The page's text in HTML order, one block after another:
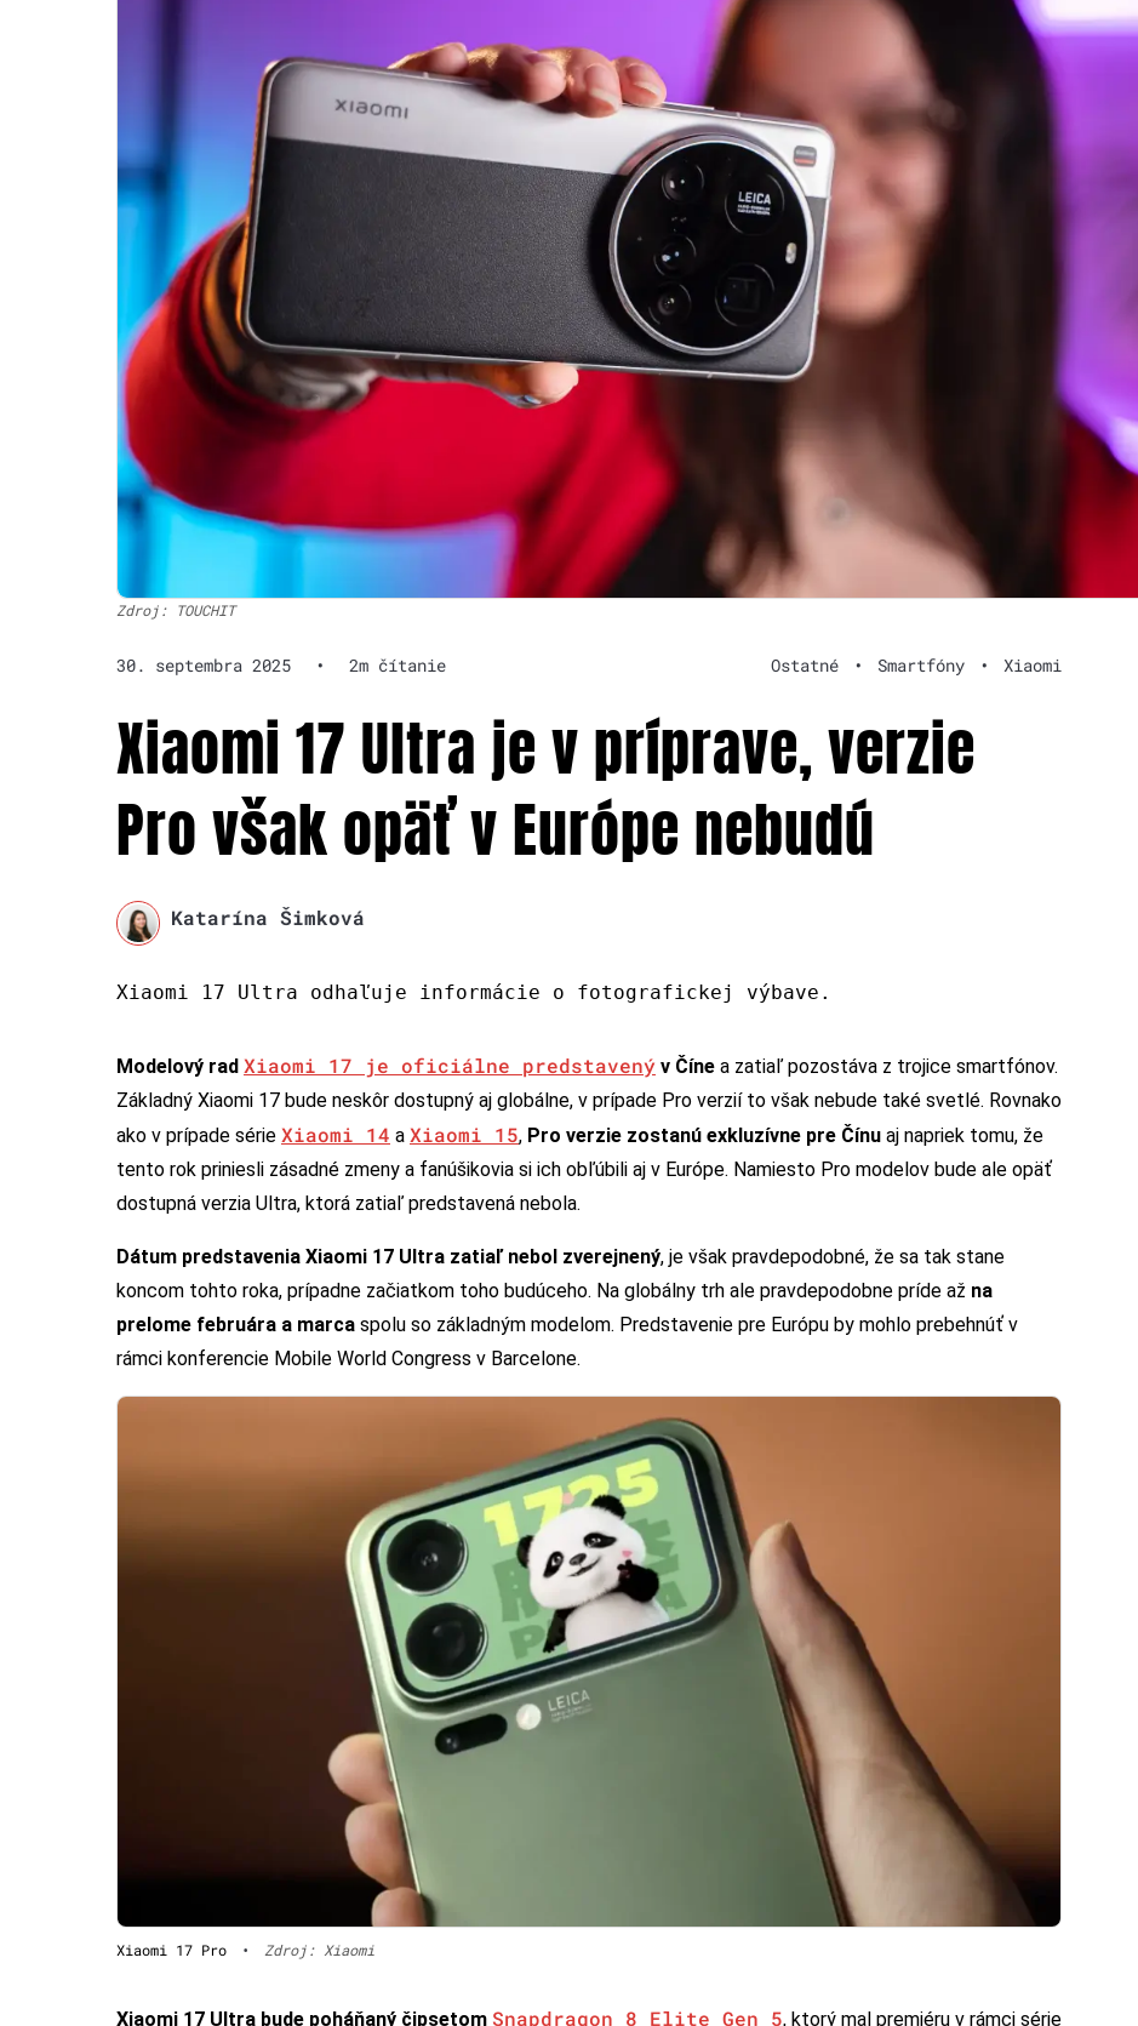
Zdroj: TOUCHIT
30. septembra 2025 • 2m čítanie Ostatné • Smartfóny • Xiaomi
Xiaomi 17 Ultra je v príprave, verzie
Pro však opäť v Európe nebudú
Katarína Šimková
Xiaomi 17 Ultra odhaľuje informácie o fotografickej výbave.
Modelový rad Xiaomi 17 je oficiálne predstavený v Číne a zatiaľ pozostáva z trojice smartfónov.
Základný Xiaomi 17 bude neskôr dostupný aj globálne, v prípade Pro verzií to však nebude také svetlé. Rovnako
ako v prípade série Xiaomi 14 a Xiaomi 15, Pro verzie zostanú exkluzívne pre Čínu aj napriek tomu, že
tento rok priniesli zásadné zmeny a fanúšikovia si ich obľúbili aj v Európe. Namiesto Pro modelov bude ale opäť
dostupná verzia Ultra, ktorá zatiaľ predstavená nebola.
Dátum predstavenia Xiaomi 17 Ultra zatiaľ nebol zverejnený, je však pravdepodobné, že sa tak stane
koncom tohto roka, prípadne začiatkom toho budúceho. Na globálny trh ale pravdepodobne príde až na
prelome februára a marca spolu so základným modelom. Predstavenie pre Európu by mohlo prebehnúť v
rámci konferencie Mobile World Congress v Barcelone.
Xiaomi 17 Pro • Zdroj: Xiaomi
Xiaomi 17 Ultra bude poháňaný čipsetom Snapdragon 8 Elite Gen 5, ktorý mal premiéru v rámci série